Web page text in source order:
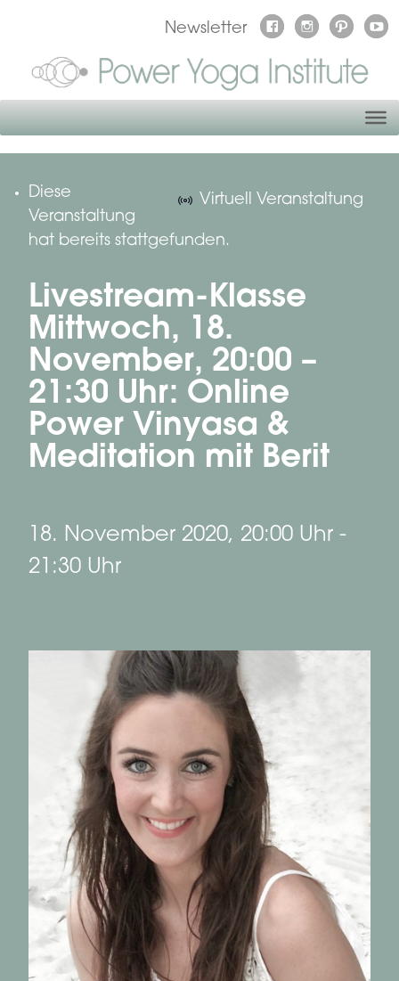
Newsletter
Virtuell Veranstaltung
Diese
Veranstaltung
hat bereits stattgefunden.
Livestream-Klasse
Mittwoch, 18.
November, 20:00 –
21:30 Uhr: Online
Power Vinyasa &
Meditation mit Berit
18. November 2020, 20:00 Uhr -
21:30 Uhr